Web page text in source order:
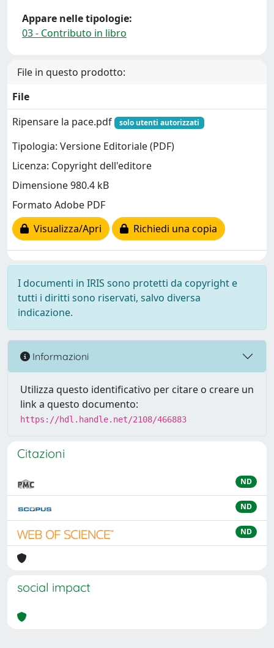
Appare nelle tipologie:
03 - Contributo in libro
File in questo prodotto:
File
Ripensare la pace.pdf
solo utenti autorizzati
Tipologia: Versione Editoriale (PDF)
Licenza: Copyright dell'editore
Dimensione 980.4 kB
Formato Adobe PDF
Visualizza/Apri
Richiedi una copia
I documenti in IRIS sono protetti da copyright e
tutti i diritti sono riservati, salvo diversa
indicazione.
Informazioni
Utilizza questo identificativo per citare o creare un
link a questo documento:
https://hdl.handle.net/2108/466883
Citazioni
ND
ND
ND
social impact